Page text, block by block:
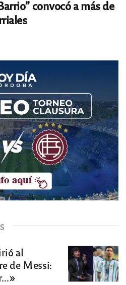
convocó a más de
al
de Messi: